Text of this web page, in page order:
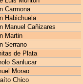
Carmona
Habichuela
Manuel Cañizares
Martin
Serrano
de Plata
Sanlucar
Morao
Chico